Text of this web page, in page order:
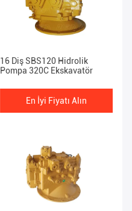
16 Diş SBS120 Hidrolik
Pompa 320C Ekskavatör
En İyi Fiyatı Alın